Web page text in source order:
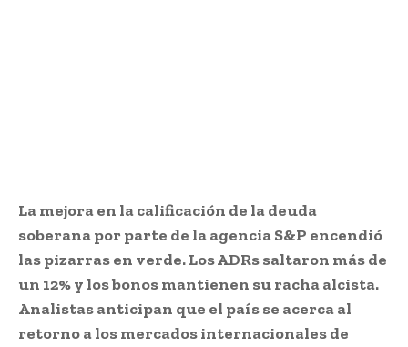
La mejora en la calificación de la deuda
soberana por parte de la agencia S&P encendió
las pizarras en verde. Los ADRs saltaron más de
un 12% y los bonos mantienen su racha alcista.
Analistas anticipan que el país se acerca al
retorno a los mercados internacionales de